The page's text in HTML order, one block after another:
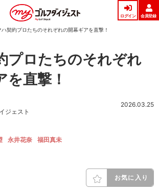
ログイン 会員登録
ハ契約プロたちのそれぞれの開幕ギアを直撃！
プロたちのそれぞれ
を直撃！
ジェスト
2026.03.25
永井花奈 福田真未
お気に入り